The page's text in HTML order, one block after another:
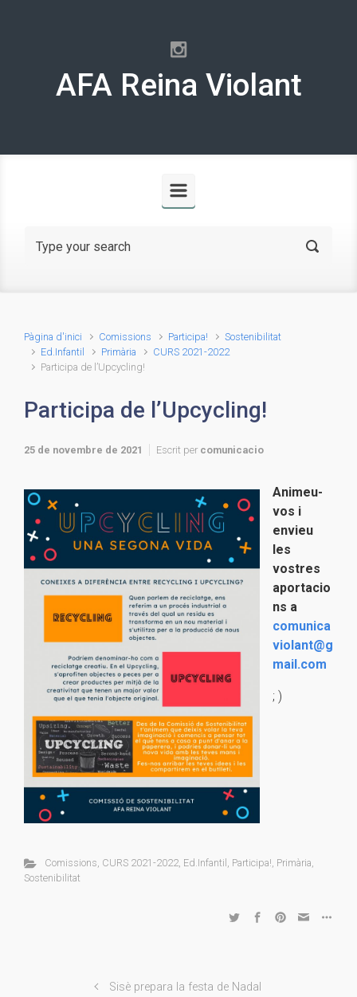
AFA Reina Violant
Pàgina d'inici Comissions Participa!
Sostenibilitat
Ed.Infantil
Primària
CURS 2021-2022
Participa de l’Upcycling!
Participa de l’Upcycling!
25 de novembre de 2021 Escrit per comunicacio
Animeu-
vos i
envieu
les
vostres
aportacio
ns a
comunica
violant@g
mail.com
; )
Comissions, CURS 2021-2022, Ed.Infantil , Participa!, Primària,
Sostenibilitat
Sisè prepara la festa de Nadal